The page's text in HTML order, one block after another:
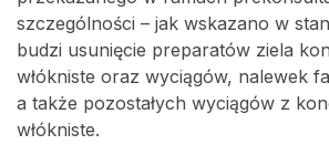
szczególności – jak wskazano w
budzi usunięcie preparatów ziela
włókniste oraz wyciągów, nalewek
a także pozostałych wyciągów z
włókniste.